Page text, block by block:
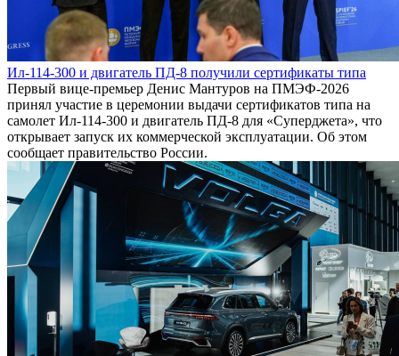
Ил-114-300 и двигатель ПД-8 получили сертификаты типа
Первый вице-премьер Денис Мантуров на ПМЭФ-2026
принял участие в церемонии выдачи сертификатов типа на
самолет Ил-114-300 и двигатель ПД-8 для «Суперджета», что
открывает запуск их коммерческой эксплуатации. Об этом
сообщает правительство России.